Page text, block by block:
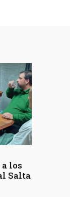
los
Salta